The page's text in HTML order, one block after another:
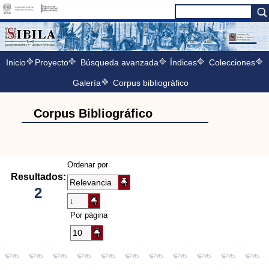
Inicio Proyecto Búsqueda avanzada Índices Colecciones
Galería Corpus bibliográfico
Corpus Bibliográfico
Resultados:
2
Ordenar por
Por página